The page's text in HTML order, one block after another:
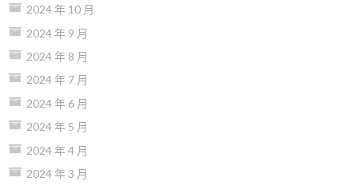
2024 年 10 月
2024 年 9 月
2024 年 8 月
2024 年 7 月
2024 年 6 月
2024 年 5 月
2024 年 4 月
2024 年 3 月